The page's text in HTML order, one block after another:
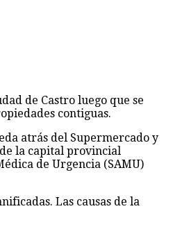
de Castro luego que se
contiguas.
atrás del Supermercado y
la capital provincial
de Urgencia (SAMU)
Las causas de la